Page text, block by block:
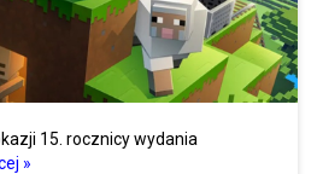
15. rocznicy wydania
»